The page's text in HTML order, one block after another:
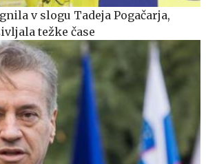
v slogu Tadeja Pogačarja,
težke čase